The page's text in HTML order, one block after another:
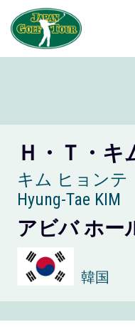
Ｈ・Ｔ・キ
キム ヒョンテ
Hyung-Tae KIM
アビバ ホー
韓国